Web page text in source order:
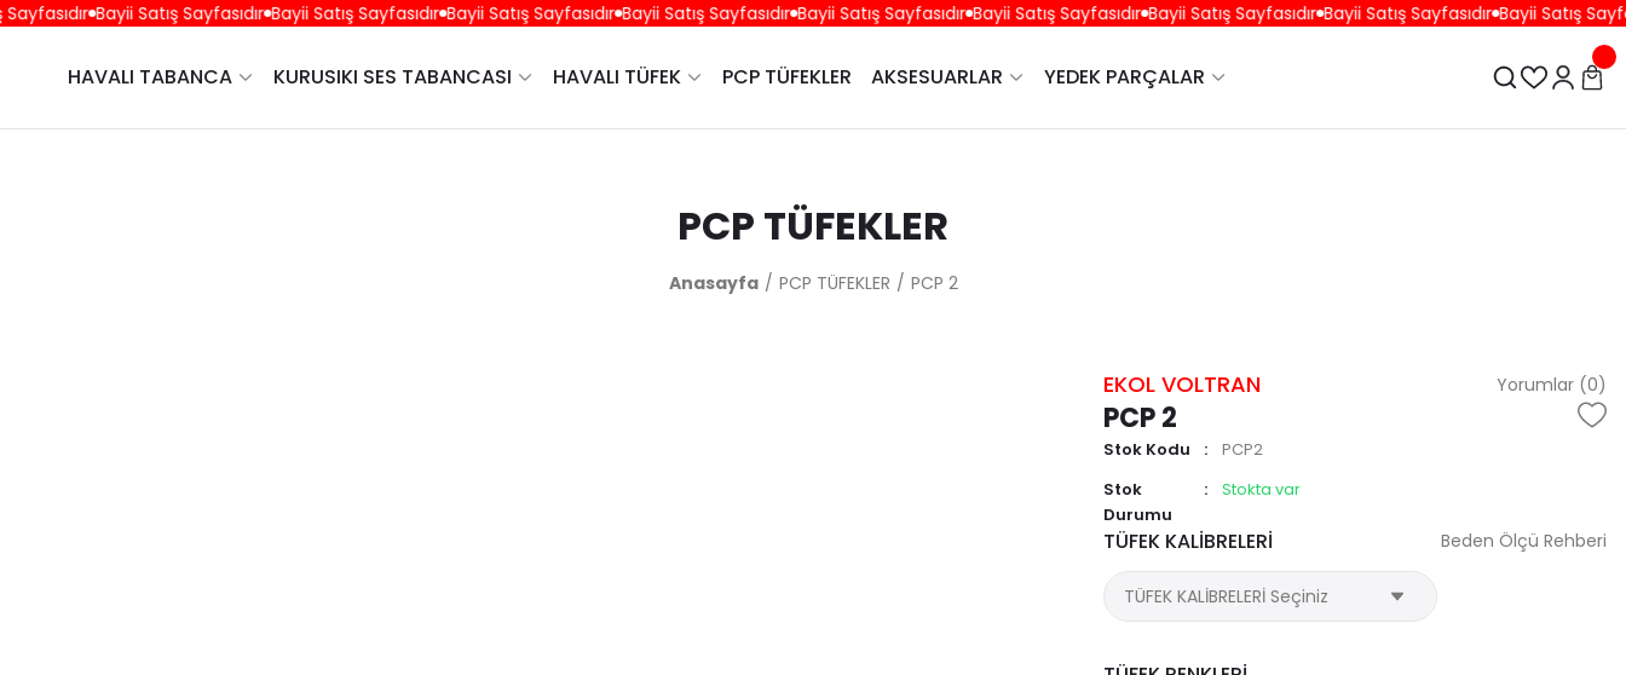
Bayii Satış Sayfasıdır Bayii Satış Sayfasıdır Bayii Satış Sayfasıdır Bayii Satış Sayfasıdır Bayii Satış Sayfasıdır Bayii Satış Sayfasıdır Bayii Satış Sayfasıdır Bayii Satış Sayfasıdır Bayii Satış
HAVALI TABANCA KURUSIKI SES TABANCASI HAVALI TÜFEK PCP TÜFEKLER AKSESUARLAR YEDEK PARÇALAR
PCP TÜFEKLER
Anasayfa PCP TÜFEKLER PCP 2
EKOL VOLTRAN Yorumlar (0)
PCP 2
Stok Kodu
PCP2
Stok
Durumu
Stokta var
TÜFEK KALİBRELERİ Beden Ölçü Rehberi